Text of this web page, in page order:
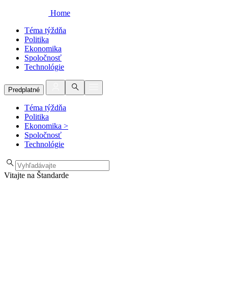
Home
Téma týždňa
Politika
Ekonomika
Spoločnosť
Technológie
Predplatné
Téma týždňa
Politika
Ekonomika >
Spoločnosť
Technológie
Vitajte na Štandarde